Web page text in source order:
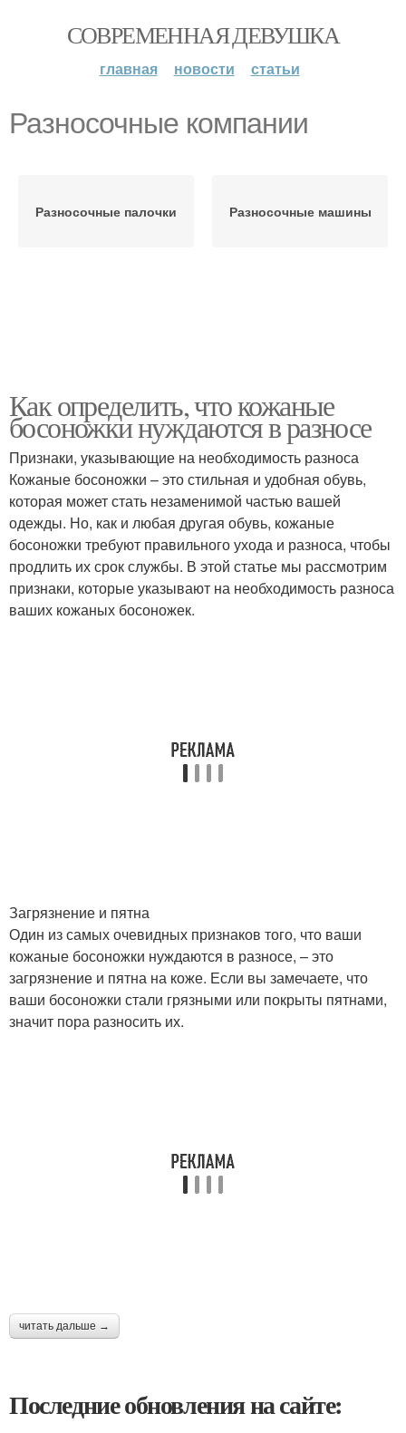
СОВРЕМЕННАЯ ДЕВУШКА
главная новости статьи
Разносочные компании
Разносочные палочки Разносочные машины
Как определить, что кожаные
босоножки нуждаются в разносе
Признаки, указывающие на необходимость разноса
Кожаные босоножки – это стильная и удобная обувь,
которая может стать незаменимой частью вашей
одежды. Но, как и любая другая обувь, кожаные
босоножки требуют правильного ухода и разноса, чтобы
продлить их срок службы. В этой статье мы рассмотрим
признаки, которые указывают на необходимость разноса
ваших кожаных босоножек.
Загрязнение и пятна
Один из самых очевидных признаков того, что ваши
кожаные босоножки нуждаются в разносе, – это
загрязнение и пятна на коже. Если вы замечаете, что
ваши босоножки стали грязными или покрыты пятнами,
значит пора разносить их.
читать дальше →
Последние обновления на сайте: